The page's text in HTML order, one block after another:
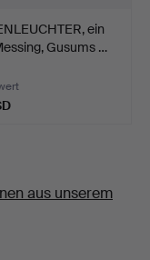
ein
Gusums …
aus unserem